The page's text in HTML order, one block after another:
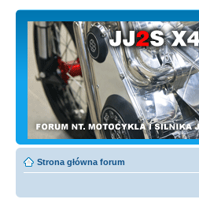
Strona główna forum